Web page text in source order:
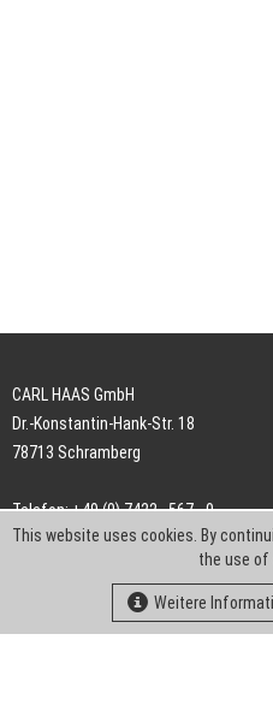
CARL HAAS GmbH
Dr.-Konstantin-Hank-Str. 18
78713 Schramberg
Telefon: +49 (0) 7422 . 567 - 0
Telefax: +49 (0) 7422 . 567 - 239
info-ch@kern-liebers.com
This website uses cookies. By
the use of
Weitere